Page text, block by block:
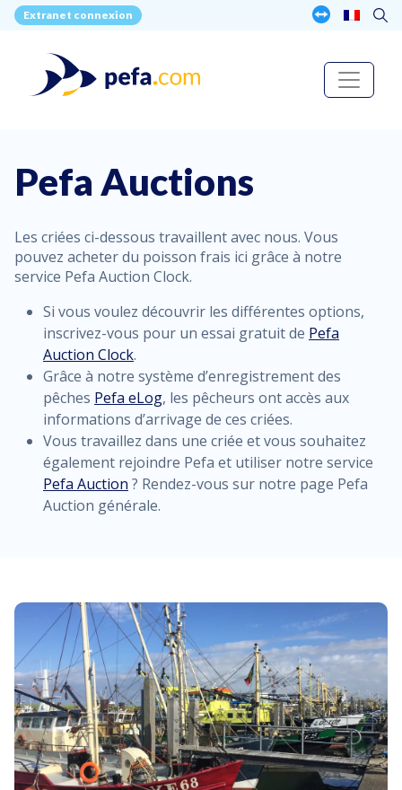
Extranet connexion
Pefa Auctions
Les criées ci-dessous travaillent avec nous. Vous
pouvez acheter du poisson frais ici grâce à notre
service Pefa Auction Clock.
Si vous voulez découvrir les différentes options,
inscrivez-vous pour un essai gratuit de Pefa
Auction Clock.
Grâce à notre système d’enregistrement des
pêches Pefa eLog, les pêcheurs ont accès aux
informations d’arrivage de ces criées.
Vous travaillez dans une criée et vous souhaitez
également rejoindre Pefa et utiliser notre service
Pefa Auction ? Rendez-vous sur notre page Pefa
Auction générale.